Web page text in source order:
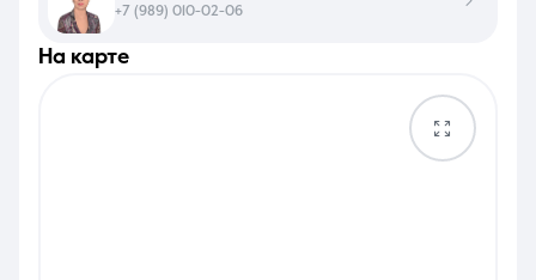
на карте
+7 (989) 010-02-06